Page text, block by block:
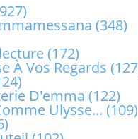
(348)
(172)
À Vos Regards
D'emma (122)
Ulysse... (109)